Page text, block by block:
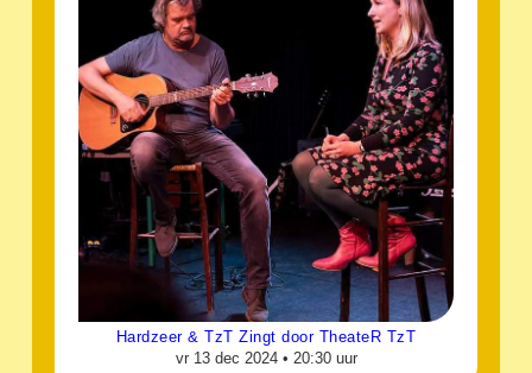
Hardzeer & TzT Zingt door TheateR TzT
vr 13 dec 2024 • 20:30 uur